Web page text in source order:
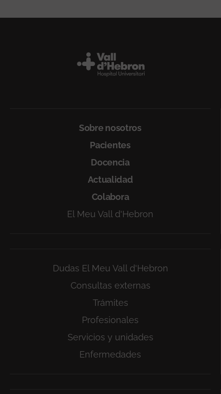
Sobre nosotros
Pacientes
Docencia
Actualidad
Colabora
El Meu Vall d'Hebron
Dudas El Meu Vall d'Hebron
Consultas externas
Trámites
Profesionales
Servicios y unidades
Enfermedades